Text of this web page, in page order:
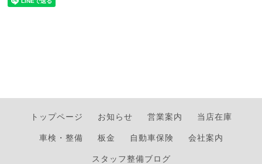
トップページ お知らせ 営業案内 当店在庫
車検・整備 板金 自動車保険 会社案内
スタッフ整備ブログ